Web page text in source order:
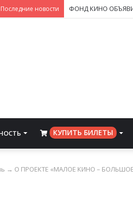
Последние новости
⠀КУПИТЬ БИЛЕТЫ
→ О ПРОЕКТЕ «МАЛОЕ КИНО –